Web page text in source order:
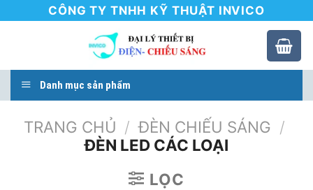
CÔNG TY TNHH KỸ THUẬT INVICO
Danh mục sản phẩm
TRANG CHỦ / ĐÈN CHIẾU SÁNG /
ĐÈN LED CÁC LOẠI
LỌC